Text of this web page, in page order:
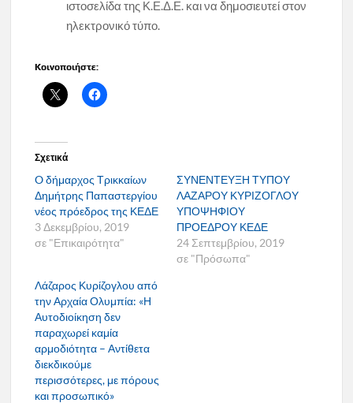
ιστοσελίδα της Κ.Ε.Δ.Ε. και να δημοσιευτεί στον
ηλεκτρονικό τύπο.
Κοινοποιήστε:
Σχετικά
O δήμαρχος Τρικκαίων
Δημήτρης Παπαστεργίου
νέος πρόεδρος της ΚΕΔΕ
3 Δεκεμβρίου, 2019
σε "Επικαιρότητα"
ΣΥΝΕΝΤΕΥΞΗ ΤΥΠΟΥ
ΛΑΖΑΡΟΥ ΚΥΡΙΖΟΓΛΟΥ
ΥΠΟΨΗΦΙΟΥ
ΠΡΟΕΔΡΟΥ ΚΕΔΕ
24 Σεπτεμβρίου, 2019
σε "Πρόσωπα"
Λάζαρος Κυρίζογλου από
την Αρχαία Ολυμπία: «Η
Αυτοδιοίκηση δεν
παραχωρεί καμία
αρμοδιότητα – Αντίθετα
διεκδικούμε
περισσότερες, με πόρους
και προσωπικό»